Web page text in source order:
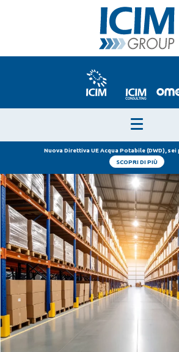
Nuova Direttiva UE Acqua Potabile (DWD), sei
SCOPRI DI PIÙ